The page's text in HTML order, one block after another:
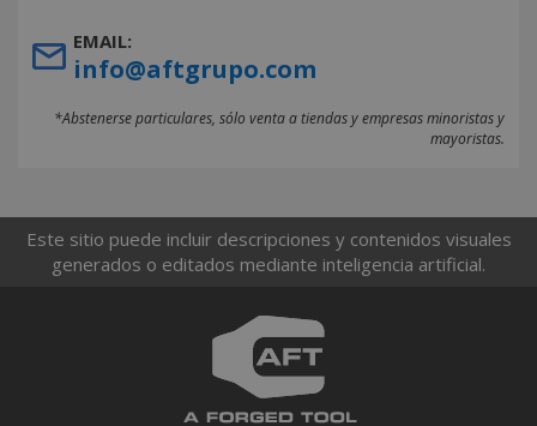
EMAIL:
info@aftgrupo.com
*Abstenerse particulares, sólo venta a tiendas y empresas minoristas y
mayoristas.
Este sitio puede incluir descripciones y contenidos visuales
generados o editados mediante inteligencia artificial.